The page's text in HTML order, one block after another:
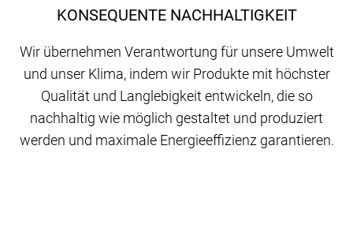
KONSEQUENTE NACHHALTIGKEIT
Wir übernehmen Verantwortung für unsere Umwelt
und unser Klima, indem wir Produkte mit höchster
Qualität und Langlebigkeit entwickeln, die so
nachhaltig wie möglich gestaltet und produziert
werden und maximale Energieeffizienz garantieren.